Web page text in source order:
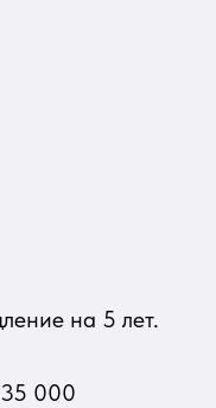
на 5 лет.
000